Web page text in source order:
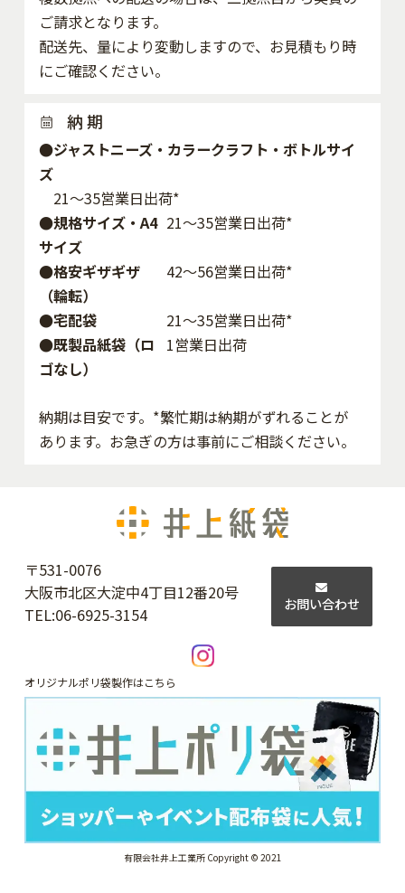
ご請求となります。
配送先、量により変動しますので、お見積もり時
にご確認ください。
納 期
●ジャストニーズ・カラークラフト・ボトルサイ
ズ
21～35営業日出荷*
●規格サイズ・A4
サイズ
21～35営業日出荷*
●格安ギザギザ
（輪転）
42〜56営業日出荷*
●宅配袋
21～35営業日出荷*
●既製品紙袋（ロ
ゴなし）
1営業日出荷
納期は目安です。*繁忙期は納期がずれることが
あります。お急ぎの方は事前にご相談ください。
〒531-0076
大阪市北区大淀中4丁目12番20号
TEL:06-6925-3154
お問い合わせ
オリジナルポリ袋製作はこちら
有限会社井上工業所 Copyright © 2021